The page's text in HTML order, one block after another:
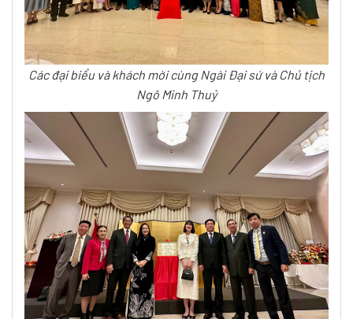
Các đại biểu và khách mời cùng Ngài Đại sứ và Chủ tịch
Ngô Minh Thuỷ